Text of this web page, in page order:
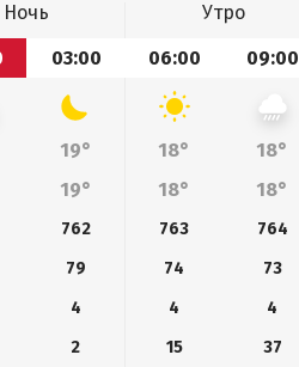
Ночь Утро
03:00 06:00 09:00
19° 18° 18°
19° 18° 18°
762 763 764
79 74 73
4 4 4
2 15 37